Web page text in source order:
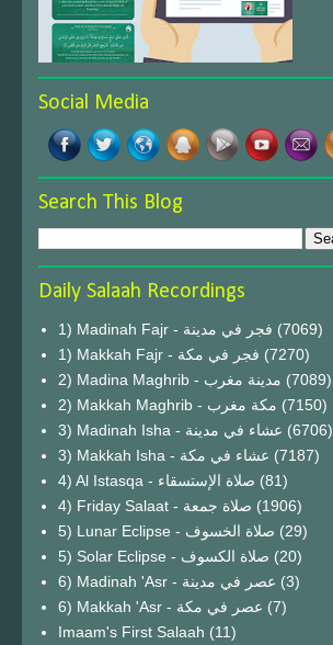
Social Media
Search This Blog
Daily Salaah Recordings
1) Madinah Fajr - فجر في مدينة (7069)
1) Makkah Fajr - فجر في مكة (7270)
2) Madina Maghrib - مدينة مغرب (7089)
2) Makkah Maghrib - مكة مغرب (7150)
3) Madinah Isha - عشاء في مدينة (6706)
3) Makkah Isha - عشاء في مكة (7187)
4) Al Istasqa - صلاة الإستسقاء (81)
4) Friday Salaat - صلاة جمعة (1906)
5) Lunar Eclipse - صلاة الخسوف (29)
(20)
6) Madinah 'Asr - عصر في مدينة (3)
6) Makkah 'Asr - عصر في مكة (7)
Imaam's First Salaah (11)